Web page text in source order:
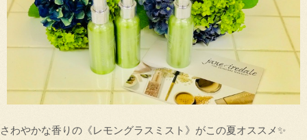
さわやかな香りの《レモングラスミスト》がこの夏オススメ✨